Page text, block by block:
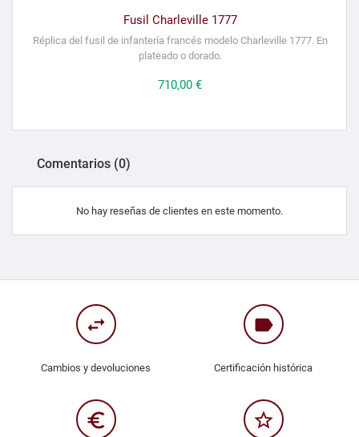
Fusil Charleville 1777
Réplica del fusil de infantería francés modelo Charleville 1777. En
plateado o dorado.
Precio
710,00 €
Comentarios (0)
No hay reseñas de clientes en este momento.
swap_horiz
Cambios y devoluciones
label
Certificación histórica
euro_symbol star_border